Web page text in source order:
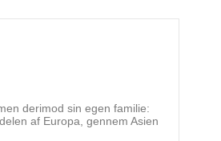
derimod sin egen familie:
af Europa, gennem Asien